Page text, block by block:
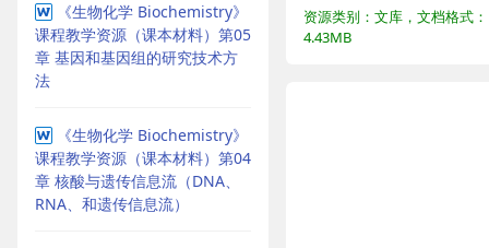
《生物化学 Biochemistry》
课程教学资源（课本材料）第05
章 基因和基因组的研究技术方
法
《生物化学 Biochemistry》
课程教学资源（课本材料）第04
章 核酸与遗传信息流（DNA、
RNA、和遗传信息流）
资源类别：文库，文档格式
4.43MB